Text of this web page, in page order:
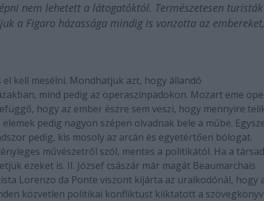
nem lehetett a látogatóktól. Természetesen turisták
a Figaro házassága mindig is vonzotta az embereket,
kell mesélni. Mondhatjuk azt, hogy állandó
mind pedig az operaszínpadokon. Mozart eme
hogy az ember észre sem veszi, hogy mennyire
pedig nagyon szépen olvadnak bele a műbe.
pedig, kis mosoly az arcán és egyetértően bólogat.
művészetről szól, mentes a politikától. Ha a
ezeket is. II. József császár már magát Beaumarchais
Lorenzo da Ponte viszont kijárta az uralkodónál, hogy
közvetlen politikai konfliktust kiiktatott a